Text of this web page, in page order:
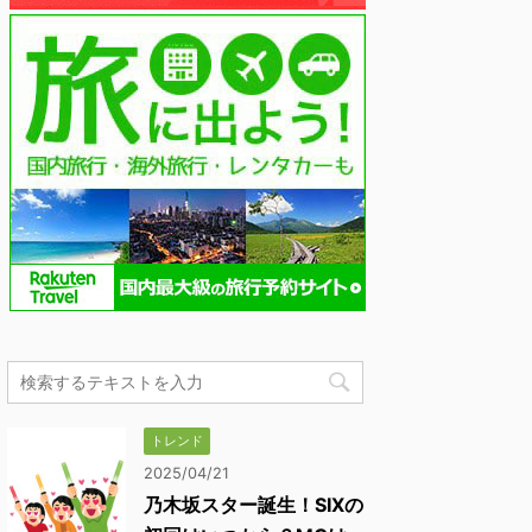
トレンド
2025/04/21
乃木坂スター誕生！SIXの